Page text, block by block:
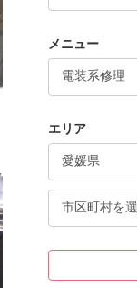
メニュー
エリア